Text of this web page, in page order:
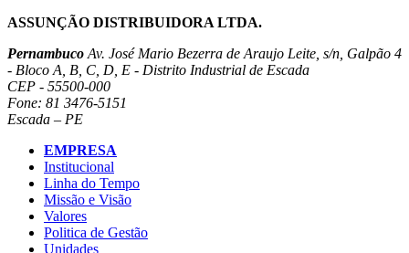
ASSUNÇÃO DISTRIBUIDORA LTDA.
Pernambuco Av. José Mario Bezerra de Araujo Leite, s/n, Galpão 4
- Bloco A, B, C, D, E - Distrito Industrial de Escada
CEP - 55500-000
Fone: 81 3476-5151
Escada – PE
EMPRESA
Institucional
Linha do Tempo
Missão e Visão
Valores
Politica de Gestão
Unidades